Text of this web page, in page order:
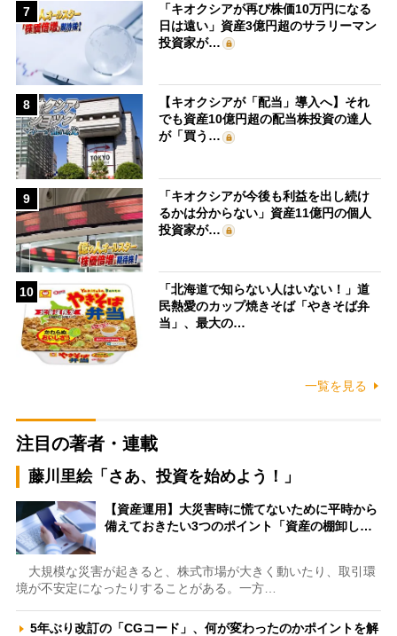
7
「キオクシアが再び株価10万円になる
日は遠い」資産3億円超のサラリーマン
投資家が…
8
【キオクシアが「配当」導入へ】それ
でも資産10億円超の配当株投資の達人
が「買う…
9
「キオクシアが今後も利益を出し続け
るかは分からない」資産11億円の個人
投資家が…
10
「北海道で知らない人はいない！」道
民熱愛のカップ焼きそば「やきそば弁
当」、最大の…
一覧を見る
注目の著者・連載
藤川里絵「さあ、投資を始めよう！」
【資産運用】大災害時に慌てないために平時から
備えておきたい3つのポイント「資産の棚卸し…
大規模な災害が起きると、株式市場が大きく動いたり、取引環
境が不安定になったりすることがある。一方…
5年ぶり改訂の「CGコード」、何が変わったのかポイントを解